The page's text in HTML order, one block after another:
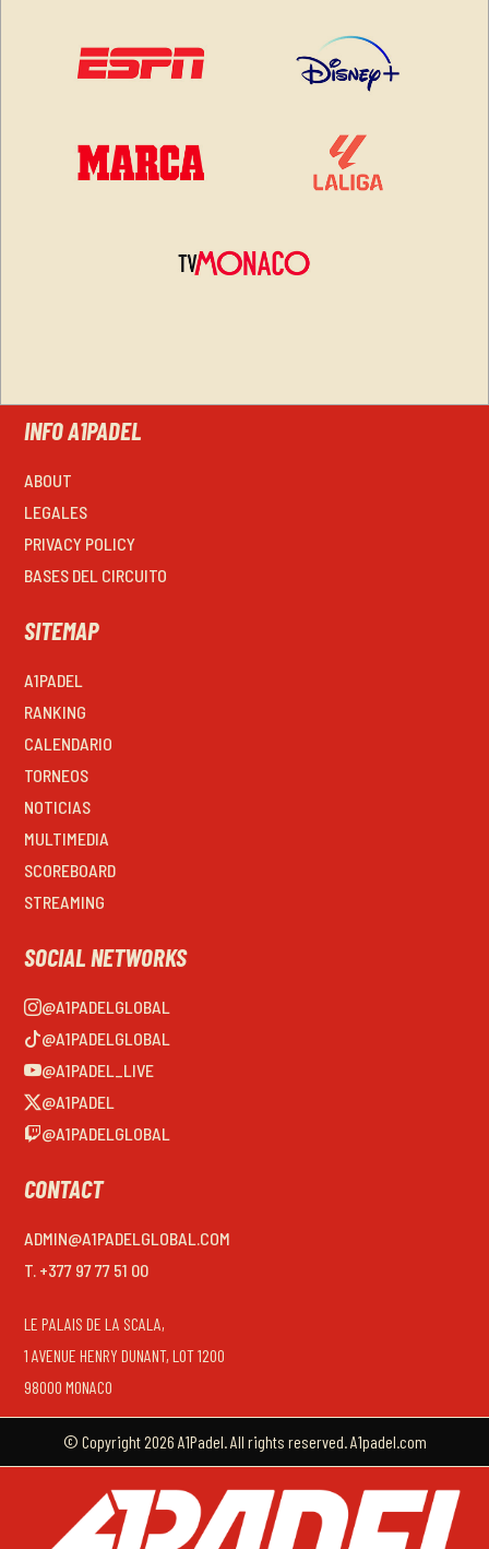
INFO A1PADEL
ABOUT
LEGALES
PRIVACY POLICY
BASES DEL CIRCUITO
SITEMAP
A1PADEL
RANKING
CALENDARIO
TORNEOS
NOTICIAS
MULTIMEDIA
SCOREBOARD
STREAMING
SOCIAL NETWORKS
@A1PADELGLOBAL
@A1PADELGLOBAL
@A1PADEL_LIVE
@A1PADEL
@A1PADELGLOBAL
CONTACT
ADMIN@A1PADELGLOBAL.COM
T. +377 97 77 51 00
LE PALAIS DE LA SCALA,
1 AVENUE HENRY DUNANT, LOT 1200
98000 MONACO
© Copyright 2026 A1Padel. All rights reserved. A1padel.com